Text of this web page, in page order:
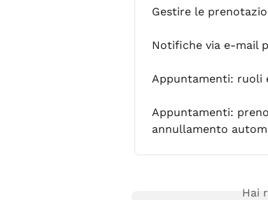
Gestire le
Notifiche via e-mail
Appuntamenti: ruoli
Appuntamenti:
annullamento
Hai